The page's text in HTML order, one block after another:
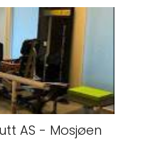
AS - Mosjøen